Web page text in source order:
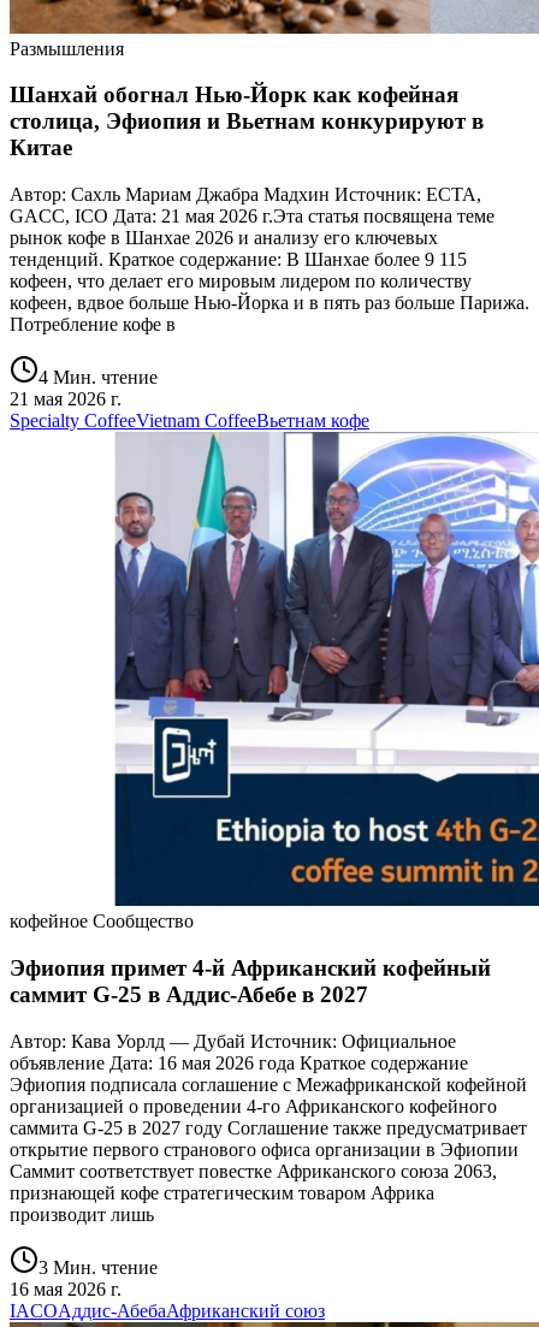
Размышления
Шанхай обогнал Нью-Йорк как кофейная
столица, Эфиопия и Вьетнам конкурируют в
Китае
Автор: Сахль Мариам Джабра Мадхин Источник: ECTA,
GACC, ICO Дата: 21 мая 2026 г.Эта статья посвящена теме
рынок кофе в Шанхае 2026 и анализу его ключевых
тенденций. Краткое содержание: В Шанхае более 9 115
кофеен, что делает его мировым лидером по количеству
кофеен, вдвое больше Нью-Йорка и в пять раз больше Парижа.
Потребление кофе в
4 Мин. чтение
21 мая 2026 г.
Specialty CoffeeVietnam CoffeeВьетнам кофе
кофейное Сообщество
Эфиопия примет 4-й Африканский кофейный
саммит G-25 в Аддис-Абебе в 2027
Автор: Кава Уорлд — Дубай Источник: Официальное
объявление Дата: 16 мая 2026 года Краткое содержание
Эфиопия подписала соглашение с Межафриканской кофейной
организацией о проведении 4-го Африканского кофейного
саммита G-25 в 2027 году Соглашение также предусматривает
открытие первого странового офиса организации в Эфиопии
Саммит соответствует повестке Африканского союза 2063,
признающей кофе стратегическим товаром Африка
производит лишь
3 Мин. чтение
16 мая 2026 г.
IACOАддис-АбебаАфриканский союз